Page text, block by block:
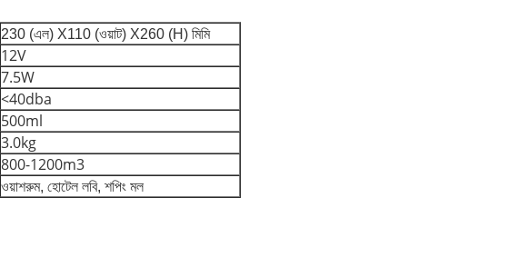
230 (এল) X110 (ওয়াট) X260 (H) মিমি
12V
7.5W
<40dba
500ml
3.0kg
800-1200m3
ওয়াশরুম, হোটেল লবি, শপিং মল